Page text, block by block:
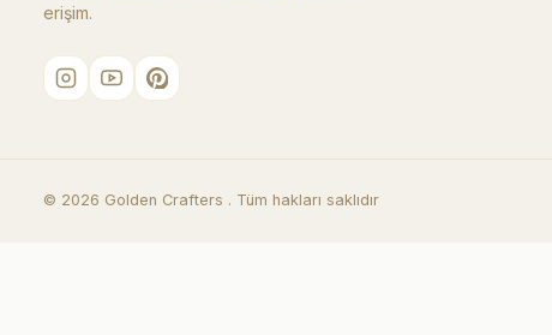
erişim.
© 2026 Golden Crafters . Tüm hakları saklıdır